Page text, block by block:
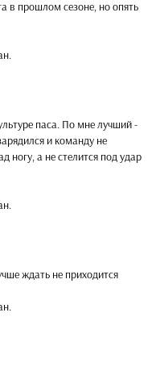
в прошлом сезоне, но опять
паса. По мне лучший -
и команду не
ногу, а не стелится под удар
ждать не приходится